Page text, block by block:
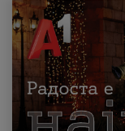
МК EN SQ
Приватни